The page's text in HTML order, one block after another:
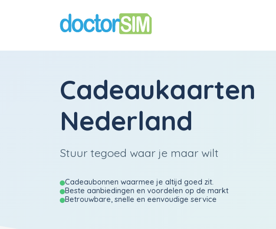
Cadeaukaarten
Nederland
Stuur tegoed waar je maar wilt
Cadeaubonnen waarmee je altijd goed zit.
Beste aanbiedingen en voordelen op de markt
Betrouwbare, snelle en eenvoudige service